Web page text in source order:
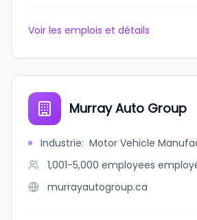
Voir les emplois et détails
Murray Auto Group
Industrie: Motor Vehicle
1,001-5,000 employees
murrayautogroup.ca